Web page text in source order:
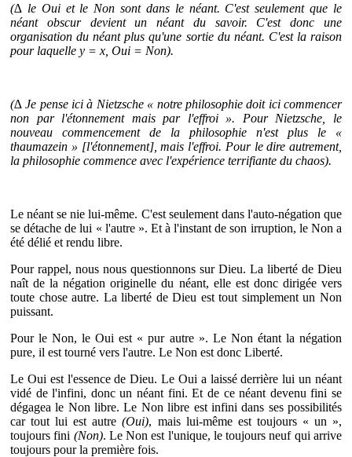
(∆ le Oui et le Non sont dans le néant. C'est seulement que le
néant obscur devient un néant du savoir. C'est donc une
organisation du néant plus qu'une sortie du néant. C'est la raison
pour laquelle y = x, Oui = Non).
(∆ Je pense ici à Nietzsche « notre philosophie doit ici commencer
non par l'étonnement mais par l'effroi ». Pour Nietzsche, le
nouveau commencement de la philosophie n'est plus le «
thaumazein » [l'étonnement], mais l'effroi. Pour le dire autrement,
la philosophie commence avec l'expérience terrifiante du chaos).
Le néant se nie lui-même. C'est seulement dans l'auto-négation que
se détache de lui « l'autre ». Et à l'instant de son irruption, le Non a
été délié et rendu libre.
Pour rappel, nous nous questionnons sur Dieu. La liberté de Dieu
naît de la négation originelle du néant, elle est donc dirigée vers
toute chose autre. La liberté de Dieu est tout simplement un Non
puissant.
Pour le Non, le Oui est « pur autre ». Le Non étant la négation
pure, il est tourné vers l'autre. Le Non est donc Liberté.
Le Oui est l'essence de Dieu. Le Oui a laissé derrière lui un néant
vidé de l'infini, donc un néant fini. Et de ce néant devenu fini se
dégagea le Non libre. Le Non libre est infini dans ses possibilités
car tout lui est autre(Oui), mais lui-même est toujours « un »,
toujours fini (Non). Le Non est l'unique, le toujours neuf qui arrive
toujours pour la première fois.